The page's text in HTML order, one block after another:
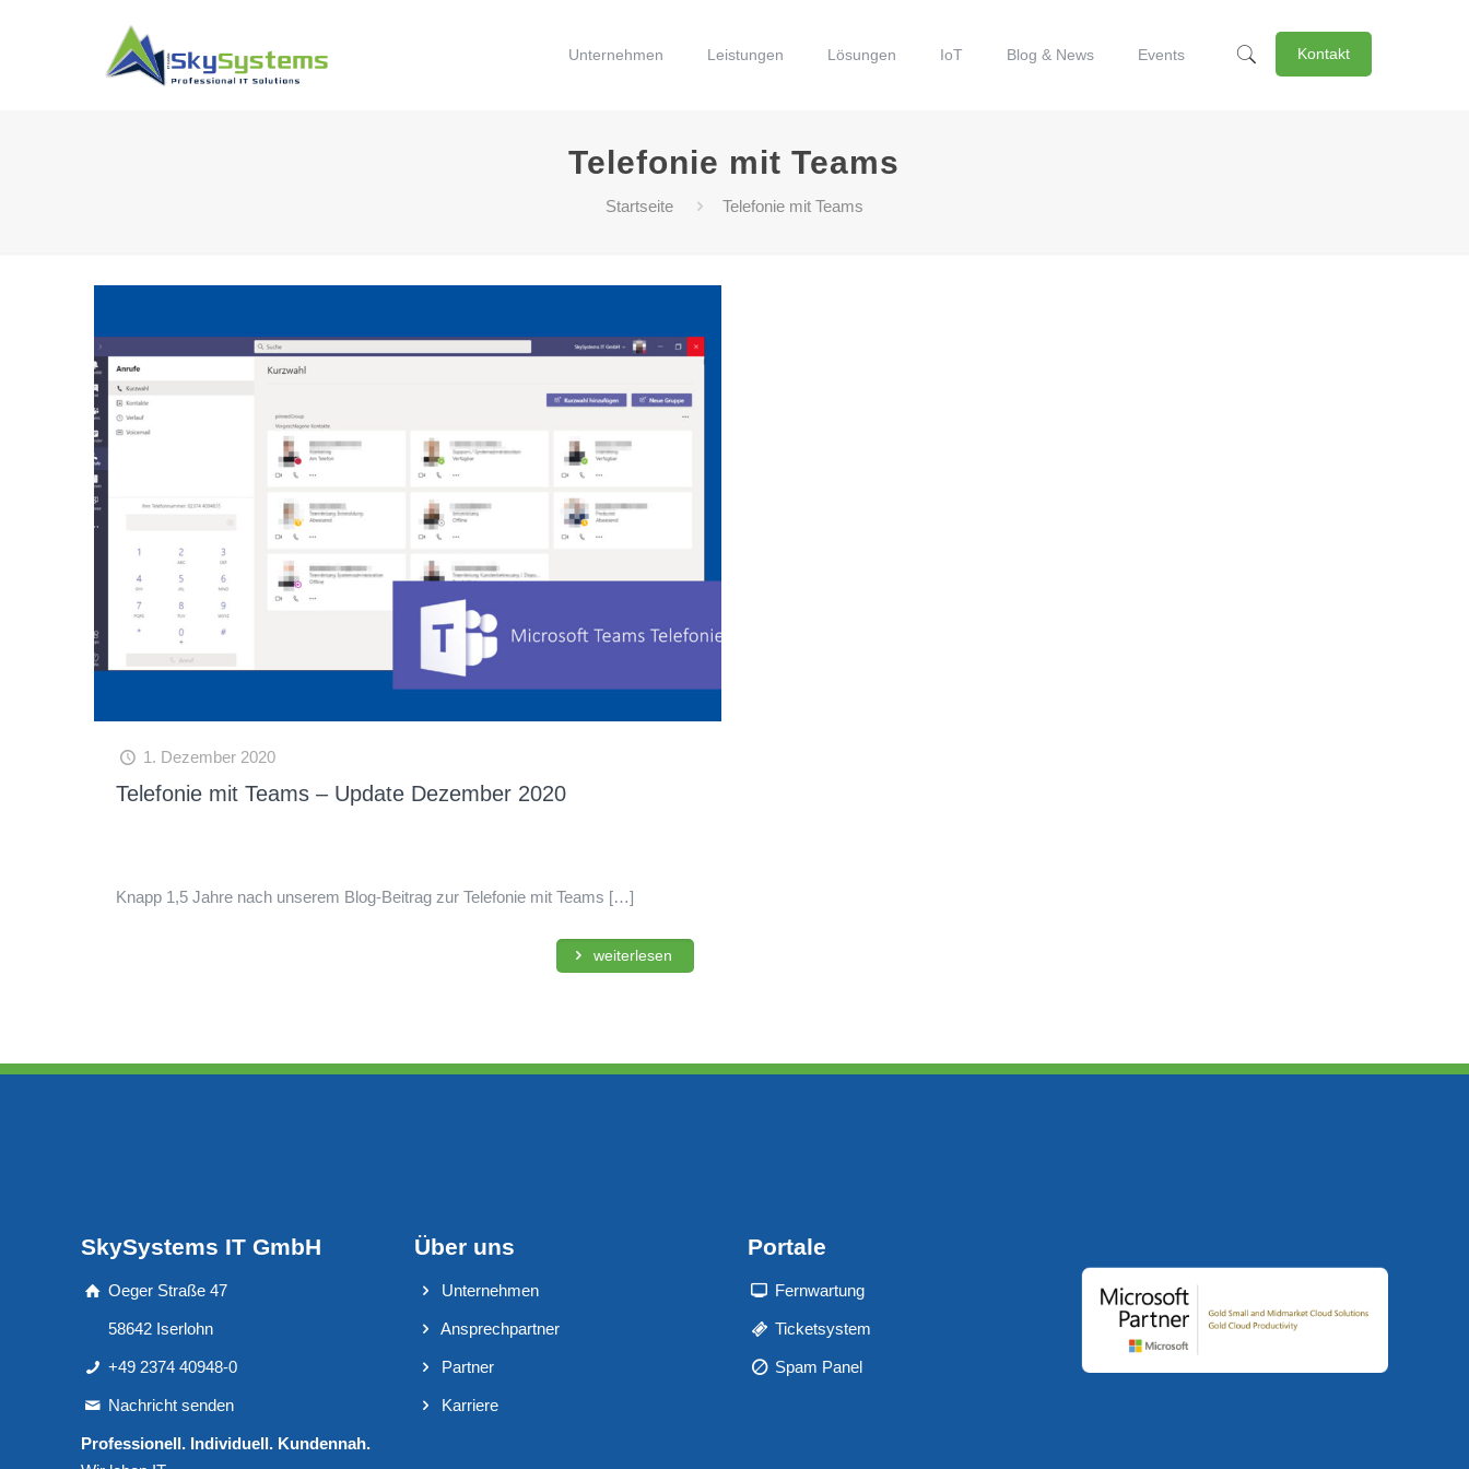
Unternehmen Leistungen Lösungen IoT Blog & News Events Kontakt
Telefonie mit Teams
Startseite Telefonie mit Teams
1. Dezember 2020
Telefonie mit Teams – Update Dezember 2020
Knapp 1,5 Jahre nach unserem Blog-Beitrag zur Telefonie mit Teams […]
weiterlesen
SkySystems IT GmbH
Oeger Straße 47
58642 Iserlohn
+49 2374 40948-0
Nachricht senden
Professionell. Individuell. Kundennah.
Über uns
Unternehmen
Ansprechpartner
Partner
Karriere
Portale
Fernwartung
Ticketsystem
Spam Panel